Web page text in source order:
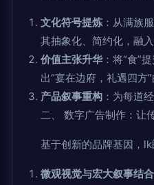
文化符号提炼：从满族
其抽象化、简约化，融入
价值主张升华：将“食”
出“宴在边府，礼遇四方”
产品叙事重构 ：为每道
二、 数字广告制作：让
基于创新的品牌基因，
微观视觉与宏大叙事结合